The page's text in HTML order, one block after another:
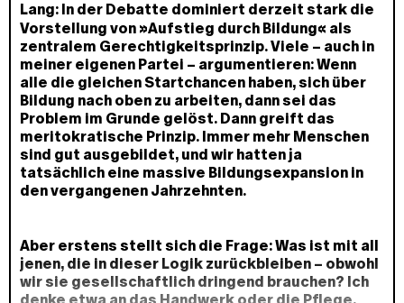
Lang:In der Debatte dominiert derzeit stark die
Vorstellung von »Aufstieg durch Bildung« als
zentralem Gerechtigkeitsprinzip. Viele – auch in
meiner eigenen Partei – argumentieren: Wenn
alle die gleichen Startchancen haben, sich über
Bildung nach oben zu arbeiten, dann sei das
Problem im Grunde gelöst. Dann greift das
meritokratische Prinzip. Immer mehr Menschen
sind gut ausgebildet, und wir hatten ja
tatsächlich eine massive Bildungsexpansion in
den vergangenen Jahrzehnten.
Aber erstens stellt sich die Frage: Was ist mit all
jenen, die in dieser Logik zurückbleiben – obwohl
wir sie gesellschaftlich dringend brauchen? Ich